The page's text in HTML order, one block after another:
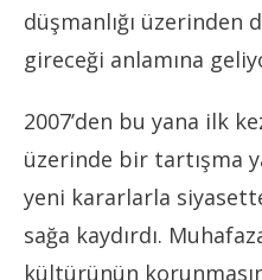
düşmanlığı üzerinden
gireceği anlamına
2007’den bu yana ilk
üzerinde bir tartışma
yeni kararlarla
sağa kaydırdı.
kültürünün